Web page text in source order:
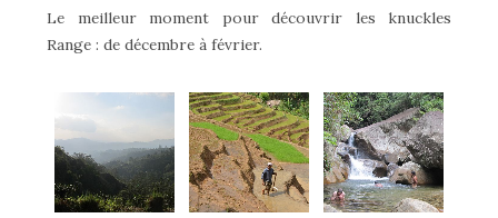
Le meilleur moment pour découvrir les knuckles
Range : de décembre à février.